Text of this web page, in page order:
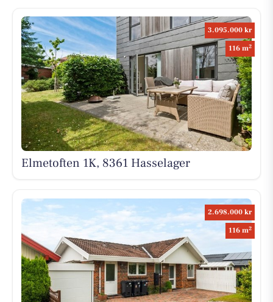
3.095.000 kr
116 m2
Elmetoften 1K, 8361 Hasselager
2.698.000 kr
116 m2